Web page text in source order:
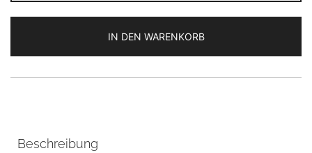
Tropfenform
Schnürung
–
Bergkristall
IN DEN WARENKORB
Alternative:
Beschreibung